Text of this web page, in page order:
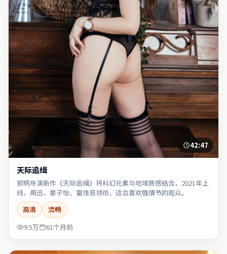
42:47
天际追缉
郭帆导演新作《天际追缉》将科幻元素与地域质感结合，2021年上
线，周迅、章子怡、雷佳音领衔，适合喜欢强情节的观众。
高清
流畅
9.5万
61个月前